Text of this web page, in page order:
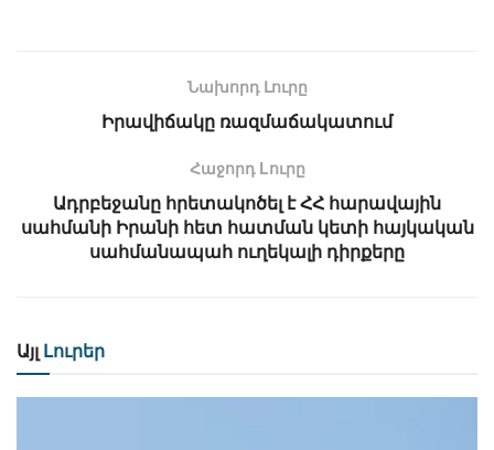
Նախորդ Լուրը
Իրավիճակը ռազմաճակատում
Հաջորդ Lուրը
Ադրբեջանը հրետակոծել է ՀՀ հարավային
սահմանի Իրանի հետ հատման կետի հայկական
սահմանապահ ուղեկալի դիրքերը
Այլ Լուրեր